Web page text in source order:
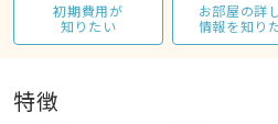
初期費用が
知りたい
お部屋の詳
情報を知り
特徴